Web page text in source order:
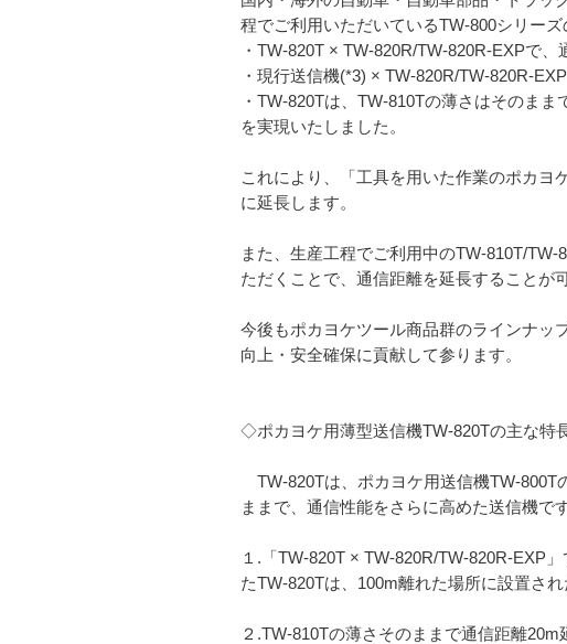
程でご利用いただいているTW-800シリー
・TW-820T × TW-820R/TW-820R-EXPで、
・現行送信機(*3) × TW-820R/TW-820R-
・TW-820Tは、TW-810Tの薄さはそのまま
を実現いたしました。
これにより、「工具を用いた作業のポカヨ
に延長します。
また、生産工程でご利用中のTW-810T/
ただくことで、通信距離を延長することが
今後もポカヨケツール商品群のラインナッ
向上・安全確保に貢献して参ります。
◇ポカヨケ用薄型送信機TW-820Tの主な特
TW-820Tは、ポカヨケ用送信機TW-800T
ままで、通信性能をさらに高めた送信機で
１.「TW-820T × TW-820R/TW-820R-EXP
たTW-820Tは、100m離れた場所に設置さ
２.TW-810Tの薄さそのままで通信距離